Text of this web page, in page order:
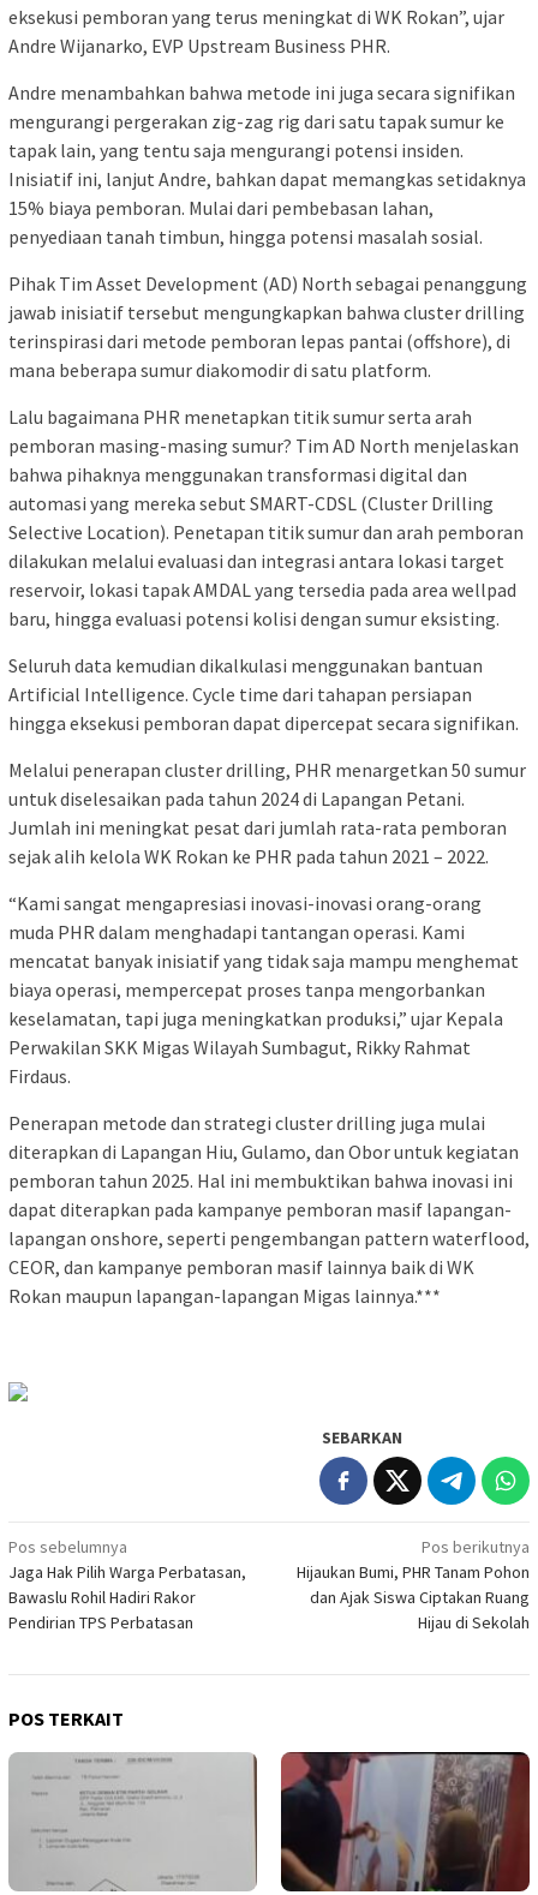
eksekusi pemboran yang terus meningkat di WK Rokan”, ujar
Andre Wijanarko, EVP Upstream Business PHR.
Andre menambahkan bahwa metode ini juga secara signifikan
mengurangi pergerakan zig-zag rig dari satu tapak sumur ke
tapak lain, yang tentu saja mengurangi potensi insiden.
Inisiatif ini, lanjut Andre, bahkan dapat memangkas setidaknya
15% biaya pemboran. Mulai dari pembebasan lahan,
penyediaan tanah timbun, hingga potensi masalah sosial.
Pihak Tim Asset Development (AD) North sebagai penanggung
jawab inisiatif tersebut mengungkapkan bahwa cluster drilling
terinspirasi dari metode pemboran lepas pantai (offshore), di
mana beberapa sumur diakomodir di satu platform.
Lalu bagaimana PHR menetapkan titik sumur serta arah
pemboran masing-masing sumur? Tim AD North menjelaskan
bahwa pihaknya menggunakan transformasi digital dan
automasi yang mereka sebut SMART-CDSL (Cluster Drilling
Selective Location). Penetapan titik sumur dan arah pemboran
dilakukan melalui evaluasi dan integrasi antara lokasi target
reservoir, lokasi tapak AMDAL yang tersedia pada area wellpad
baru, hingga evaluasi potensi kolisi dengan sumur eksisting.
Seluruh data kemudian dikalkulasi menggunakan bantuan
Artificial Intelligence. Cycle time dari tahapan persiapan
hingga eksekusi pemboran dapat dipercepat secara signifikan.
Melalui penerapan cluster drilling, PHR menargetkan 50 sumur
untuk diselesaikan pada tahun 2024 di Lapangan Petani.
Jumlah ini meningkat pesat dari jumlah rata-rata pemboran
sejak alih kelola WK Rokan ke PHR pada tahun 2021 – 2022.
“Kami sangat mengapresiasi inovasi-inovasi orang-orang
muda PHR dalam menghadapi tantangan operasi. Kami
mencatat banyak inisiatif yang tidak saja mampu menghemat
biaya operasi, mempercepat proses tanpa mengorbankan
keselamatan, tapi juga meningkatkan produksi,” ujar Kepala
Perwakilan SKK Migas Wilayah Sumbagut, Rikky Rahmat
Firdaus.
Penerapan metode dan strategi cluster drilling juga mulai
diterapkan di Lapangan Hiu, Gulamo, dan Obor untuk kegiatan
pemboran tahun 2025. Hal ini membuktikan bahwa inovasi ini
dapat diterapkan pada kampanye pemboran masif lapangan-
lapangan onshore, seperti pengembangan pattern waterflood,
CEOR, dan kampanye pemboran masif lainnya baik di WK
Rokan maupun lapangan-lapangan Migas lainnya.***
SEBARKAN
Navigasi
pos
Pos sebelumnya
Jaga Hak Pilih Warga Perbatasan,
Bawaslu Rohil Hadiri Rakor
Pendirian TPS Perbatasan
Pos berikutnya
Hijaukan Bumi, PHR Tanam Pohon
dan Ajak Siswa Ciptakan Ruang
Hijau di Sekolah
POS TERKAIT